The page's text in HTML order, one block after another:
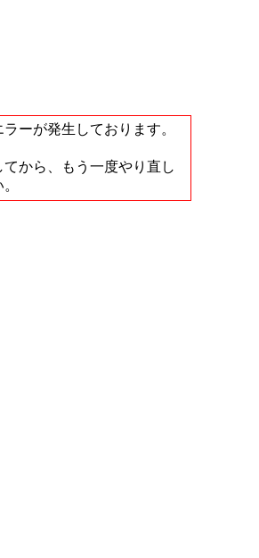
ーが発生しております。
てから、もう一度やり直し